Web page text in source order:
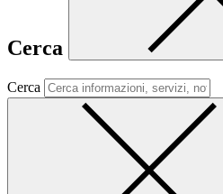
Cerca
Cerca